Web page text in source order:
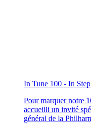
In Tune 100 - In
Pour marquer notre
accueilli un invité
général de la